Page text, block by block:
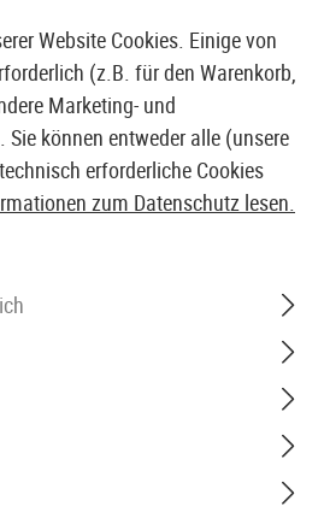
SHOP & GROßHÄNDLER
Rubber
Website Cookies. Einige von
(z.B. für den Warenkorb,
Marketing- und
Sie können entweder alle (unsere
erforderliche Cookies
zum Datenschutz lesen.